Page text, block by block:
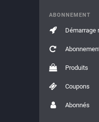
ABONNEMENT
Démarrage
Produits
Coupons
Abonnés